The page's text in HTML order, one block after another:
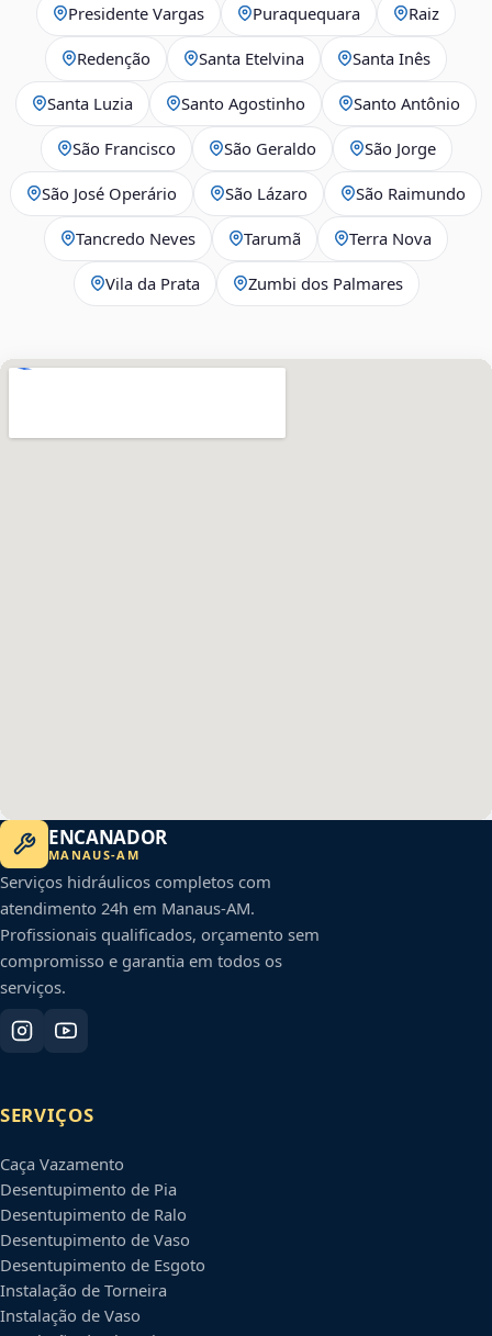
Presidente Vargas Puraquequara Raiz
Redenção Santa Etelvina Santa Inês
Santa Luzia Santo Agostinho Santo Antônio
São Francisco São Geraldo São Jorge
São José Operário São Lázaro São Raimundo
Tancredo Neves Tarumã Terra Nova
Vila da Prata Zumbi dos Palmares
ENCANADOR
MANAUS-AM
Serviços hidráulicos completos com
atendimento 24h em Manaus-AM.
Profissionais qualificados, orçamento sem
compromisso e garantia em todos os
serviços.
SERVIÇOS
Caça Vazamento
Desentupimento de Pia
Desentupimento de Ralo
Desentupimento de Vaso
Desentupimento de Esgoto
Instalação de Torneira
Instalação de Vaso